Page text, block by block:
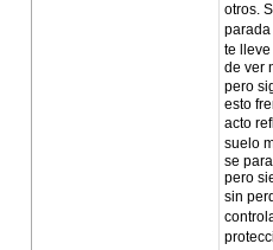
otros.
te
de ver
pero
esto
acto
suelo
se
pero
sin